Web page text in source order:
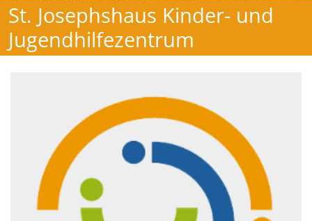
St. Josephshaus Kinder- und
Jugendhilfezentrum